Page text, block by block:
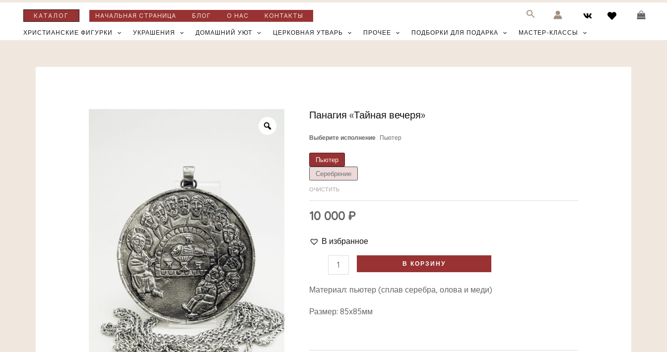
Перейти
содержимому
КАТАЛОГ НАЧАЛЬНАЯ СТРАНИЦА БЛОГ О НАС КОНТАКТЫ
ХРИСТИАНСКИЕ ФИГУРКИ УКРАШЕНИЯ ДОМАШНИЙ УЮТ ЦЕРКОВНАЯ УТВАРЬ ПРОЧЕЕ ПОДБОРКИ ДЛЯ ПОДАРКА МАСТЕР-КЛАССЫ
Панагия «Тайная вечеря»
Выберите исполнение Пьютер
Пьютер
Серебрение
ОЧИСТИТЬ
10 000 ₽
В избранное
Количество
Панагия
«Тайная
вечеря»
В КОРЗИНУ
Материал: пьютер (сплав серебра, олова и меди)
Размер: 85х85мм